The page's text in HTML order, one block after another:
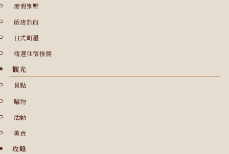
度假別墅
飯店旅館
日式町屋
精選住宿推薦
觀光
景點
購物
活動
美食
攻略